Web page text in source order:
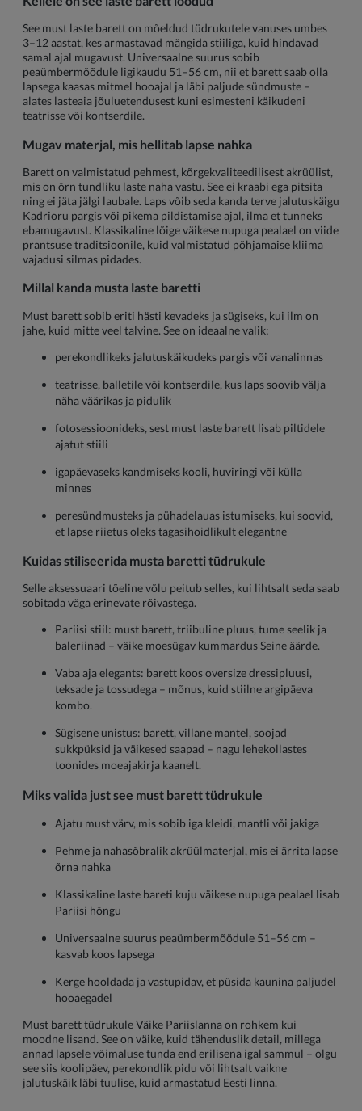
See must laste barett on mõeldud tüdrukutele vanuses umbes
3–12 aastat, kes armastavad mängida stiiliga, kuid hindavad
samal ajal mugavust. Universaalne suurus sobib
peaümbermõõdule ligikaudu 51–56 cm, nii et barett saab olla
lapsega kaasas mitmel hooajal ja läbi paljude sündmuste –
alates lasteaia jõuluetendusest kuni esimesteni käikudeni
teatrisse või kontserdile.
Mugav materjal, mis hellitab lapse nahka
Barett on valmistatud pehmest, kõrgekvaliteedilisest akrüülist,
mis on õrn tundliku laste naha vastu. See ei kraabi ega pitsita
ning ei jäta jälgi laubale. Laps võib seda kanda terve jalutuskäigu
Kadrioru pargis või pikema pildistamise ajal, ilma et tunneks
ebamugavust. Klassikaline lõige väikese nupuga pealael on viide
prantsuse traditsioonile, kuid valmistatud põhjamaise kliima
vajadusi silmas pidades.
Millal kanda musta laste baretti
Must barett sobib eriti hästi kevadeks ja sügiseks, kui ilm on
jahe, kuid mitte veel talvine. See on ideaalne valik:
perekondlikeks jalutuskäikudeks pargis või vanalinnas
teatrisse, balletile või kontserdile, kus laps soovib välja
näha väärikas ja pidulik
fotosessioonideks, sest must laste barett lisab piltidele
ajatut stiili
igapäevaseks kandmiseks kooli, huviringi või külla
minnes
peresündmusteks ja pühadelauas istumiseks, kui soovid,
et lapse riietus oleks tagasihoidlikult elegantne
Kuidas stiliseerida musta baretti tüdrukule
Selle aksessuaari tõeline võlu peitub selles, kui lihtsalt seda saab
sobitada väga erinevate rõivastega.
Pariisi stiil: must barett, triibuline pluus, tume seelik ja
baleriinad – väike moesügav kummardus Seine äärde.
Vaba aja elegants: barett koos oversize dressipluusi,
teksade ja tossudega – mõnus, kuid stiilne argipäeva
kombo.
Sügisene unistus: barett, villane mantel, soojad
sukkpüksid ja väikesed saapad – nagu lehekollastes
toonides moeajakirja kaanelt.
Miks valida just see must barett tüdrukule
Ajatu must värv, mis sobib iga kleidi, mantli või jakiga
Pehme ja nahasõbralik akrüülmaterjal, mis ei ärrita lapse
õrna nahka
Klassikaline laste bareti kuju väikese nupuga pealael lisab
Pariisi hõngu
Universaalne suurus peaümbermõõdule 51–56 cm –
kasvab koos lapsega
Kerge hooldada ja vastupidav, et püsida kaunina paljudel
hooaegadel
Must barett tüdrukule Väike Pariislanna on rohkem kui
moodne lisand. See on väike, kuid tähenduslik detail, millega
annad lapsele võimaluse tunda end erilisena igal sammul – olgu
see siis koolipäev, perekondlik pidu või lihtsalt vaikne
jalutuskäik läbi tuulise, kuid armastatud Eesti linna.